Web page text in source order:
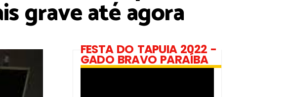
grave até agora
FESTA DO TAPUIA 2022 -
GADO BRAVO PARAÍBA